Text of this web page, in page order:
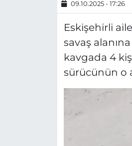
09.10.2025 - 17:26
Eskişehirli
savaş
kavgada 4
sürücünün o